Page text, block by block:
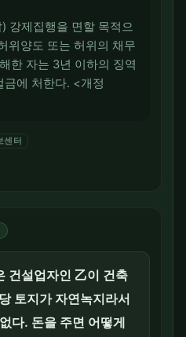
강제집행을 면할 목적으
위양도 또는 허위의 채무
한 자는 3년 이하의 징역
금에 처한다. <개정
센터
건설업자인 乙이 건축
토지가 자연녹지라서
다. 돈을 주면 어떻게